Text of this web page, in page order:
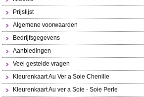
Prijslijst
Algemene voorwaarden
Bedrijfsgegevens
Aanbiedingen
Veel gestelde vragen
Kleurenkaart Au Ver a Soie Chenille
Kleurenkaart Au ver a Soie - Soie Perle